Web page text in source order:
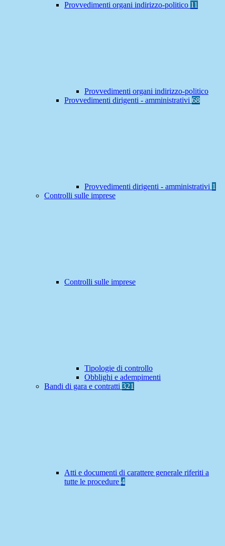
Provvedimenti organi indirizzo-politico 11
Provvedimenti organi indirizzo-politico
Provvedimenti dirigenti - amministrativi 68
Provvedimenti dirigenti - amministrativi 1
Controlli sulle imprese
Controlli sulle imprese
Tipologie di controllo
Obblighi e adempimenti
Bandi di gara e contratti 321
Atti e documenti di carattere generale riferiti a
tutte le procedure 4